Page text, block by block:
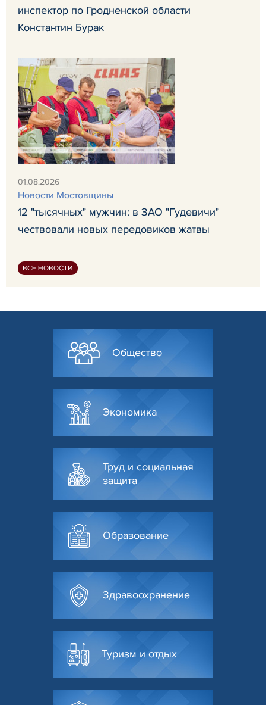
инспектор по Гродненской области
Константин Бурак
01.08.2026
Новости Мостовщины
12 "тысячных" мужчин: в ЗАО "Гудевичи"
чествовали новых передовиков жатвы
ВСЕ НОВОСТИ
Общество
Экономика
Труд и социальная
защита
Образование
Здравоохранение
Туризм и отдых